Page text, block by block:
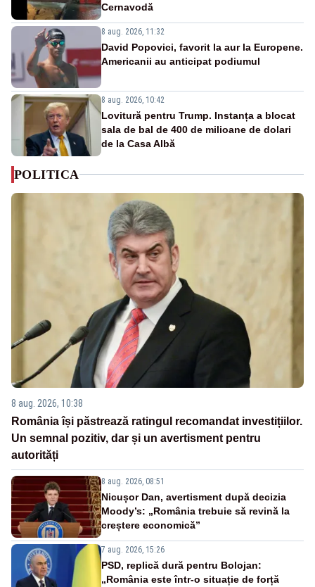
Cernavodă
8 aug. 2026, 11:32
David Popovici, favorit la aur la Europene.
Americanii au anticipat podiumul
8 aug. 2026, 10:42
Lovitură pentru Trump. Instanța a blocat
sala de bal de 400 de milioane de dolari
de la Casa Albă
POLITICA
8 aug. 2026, 10:38
România își păstrează ratingul recomandat investițiilor.
Un semnal pozitiv, dar și un avertisment pentru
autorități
8 aug. 2026, 08:51
Nicușor Dan, avertisment după decizia
Moody’s: „România trebuie să revină la
creștere economică”
7 aug. 2026, 15:26
PSD, replică dură pentru Bolojan:
„România este într-o situație de forță